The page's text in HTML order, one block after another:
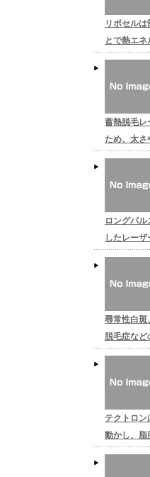
リポセル
とで熱エ
蓄熱脱毛レ
ため、太
ロングパ
したレー
尋常性白斑
脱毛症な
テクトロ
動かし、